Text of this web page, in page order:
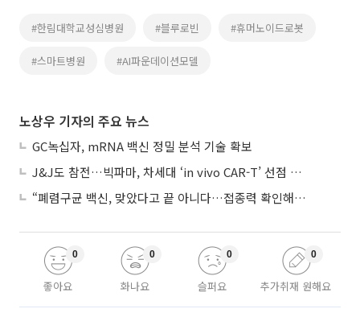
#한림대학교성심병원 #블루로빈 #휴머노이드로봇
#스마트병원 #AI파운데이션모델
노상우 기자의 주요 뉴스
GC녹십자, mRNA 백신 정밀 분석 기술 확보
J&J도 참전…빅파마, 차세대 ‘in vivo CAR-T’ 선점 경쟁 본격화
“폐렴구균 백신, 맞았다고 끝 아니다…접종력 확인해야”
좋아요
0
화나요
0
슬퍼요
0
추가취재 원해요
0